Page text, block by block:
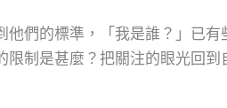
們的標準，「我是誰？」已
制是甚麼？把關注的眼光回到